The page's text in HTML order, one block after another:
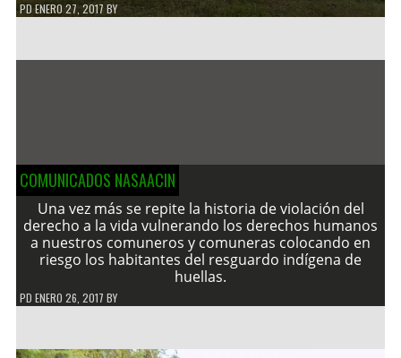
PDENERO 27, 2017 BY
COMUNICADOS NASAACIN
Una vez más se repite la historia de violación del
derecho a la vida vulnerando los derechos humanos
a nuestros comuneros y comuneras colocando en
riesgo los habitantes del resguardo indígena de
huellas.
PD ENERO 26, 2017 BY